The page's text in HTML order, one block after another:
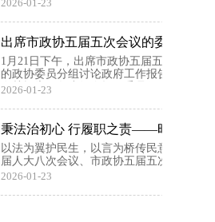
部部长唐源到会听取委员意见建议。市政
协主席申琼主持。苏永忠到会听取委员意
见建议。高玉、...
2026-01-23
出席市政协五届五次会议的委员分
组讨论政府工作报告等
1月21日下午，出席市政协五届五次会议
的政协委员分组讨论政府工作报告及其他
有关报告。各小组会场，委员们围绕报告
见，为全市经济社会高质量跨越式发展建
言献策。委员们对政府工作报告给予高度
评价，一致认为报告...
2026-01-23
秉法治初心 行履职之责——昭通6名
人大代表、政协委员两会期间履职
实录
以法为翼护民生，以言为桥传民意。市五
届人大八次会议、市政协五届五次会议期
间，昭通律师行业的6名人大代表、政协
人”三篇文章与“六大强市”建设目标，聚
2026-01-23